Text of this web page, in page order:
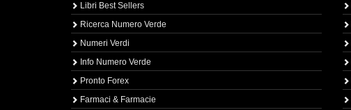
Libri Best Sellers
Ricerca Numero Verde
Numeri Verdi
Info Numero Verde
Pronto Forex
Farmaci & Farmacie